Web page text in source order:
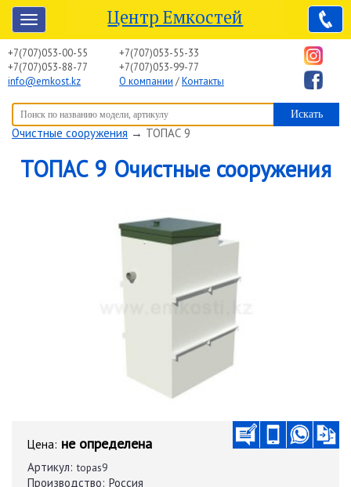
Центр Емкостей
+7(707)053-00-55
+7(707)053-88-77
info@emkost.kz
+7(707)053-55-33
+7(707)053-99-77
О компании /Контакты
Вы здесь:Центр Емкостей→ Емкостное оборудование→
Очистные сооружения → ТОПАС 9
ТОПАС 9 Очистные сооружения
Цена: не определена
Артикул: topas9
Производство: Россия